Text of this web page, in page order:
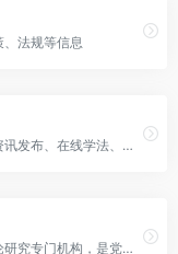
法规等信息
国家级法治宣传教育综合服务平台，集资讯发布、在线学法、依法治理、法治文化展示及互动交流于一体，是新时代推进国家治理体系和治理能力现代化的重要数字载体。
中央党史和文献研究院是党的历史和理论研究专门机构，是党中央直属事业单位